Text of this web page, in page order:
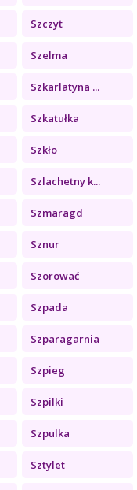
Szczyt
Szelma
Szkarlatyna ...
Szkatułka
Szkło
Szlachetny k...
Szmaragd
Sznur
Szorować
Szpada
Szparagarnia
Szpieg
Szpilki
Szpulka
Sztylet